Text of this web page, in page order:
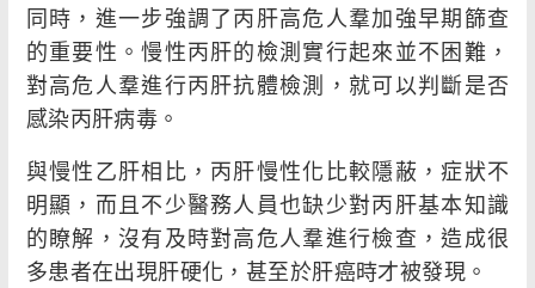
同時，進一步強調了丙肝高危人羣加強早期篩查
的重要性。慢性丙肝的檢測實行起來並不困難，
對高危人羣進行丙肝抗體檢測，就可以判斷是否
感染丙肝病毒。
與慢性乙肝相比，丙肝慢性化比較隱蔽，症狀不
明顯，而且不少醫務人員也缺少對丙肝基本知識
的瞭解，沒有及時對高危人羣進行檢查，造成很
多患者在出現肝硬化，甚至於肝癌時才被發現。